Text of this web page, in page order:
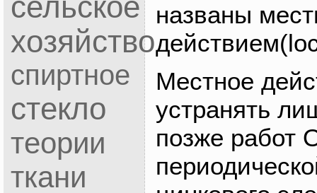
сельское
хозяйство
спиртное
стекло
теории
ткани
названы
Местное
устранять
позже работ